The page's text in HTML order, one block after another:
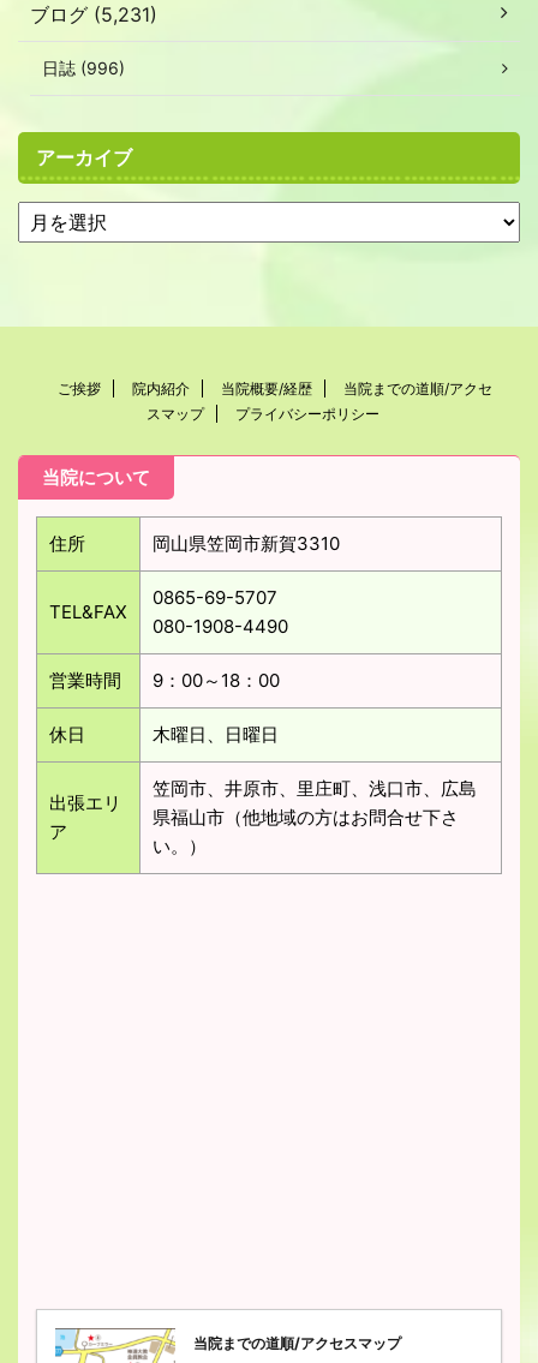
ブログ (5,231)
日誌 (996)
アーカイブ
ご挨拶 院内紹介 当院概要/経歴
当院までの道順/アクセ
スマップ
プライバシーポリシー
当院について
住所 岡山県笠岡市新賀3310
TEL&FAX
0865-69-5707
080-1908-4490
営業時間 9：00～18：00
休日 木曜日、日曜日
出張エリ
ア
笠岡市、井原市、里庄町、浅口市、広島
県福山市（他地域の方はお問合せ下さ
い。）
当院までの道順/アクセスマップ